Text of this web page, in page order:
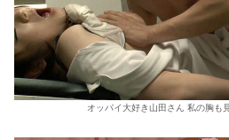
オッパイ大好き山田さん 私の胸も